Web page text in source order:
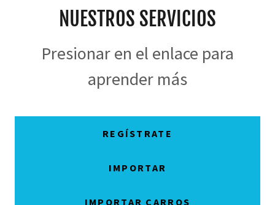
NUESTROS SERVICIOS
Presionar en el enlace para
aprender más
REGÍSTRATE
IMPORTAR
IMPORTAR CARROS